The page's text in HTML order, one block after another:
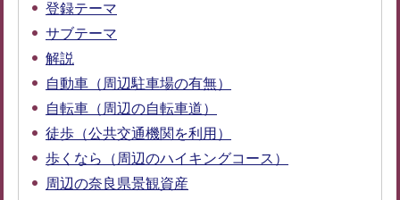
登録テーマ
サブテーマ
解説
自動車（周辺駐車場の有無）
自転車（周辺の自転車道）
徒歩（公共交通機関を利用）
歩くなら（周辺のハイキングコース）
周辺の奈良県景観資産